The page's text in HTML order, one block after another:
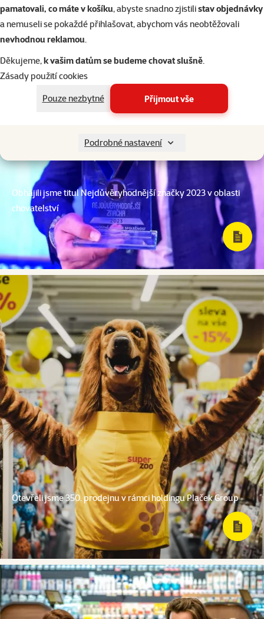
pamatovali, co máte v košíku, abyste snadno zjistilistav objednávky
a nemuseli se pokaždé přihlašovat, abychom vás neobtěžovali
nevhodnou reklamou.
Děkujeme,k vašim datům se budeme chovat slušně.
Zásady použití cookies
Pouze nezbytné
Přijmout vše
Podrobné nastavení
Obhájili jsme titul Nejdůvěryhodnější značky 2023 v oblasti
chovatelství
Otevřeli jsme 350. prodejnu v rámci holdingu Plaček Group